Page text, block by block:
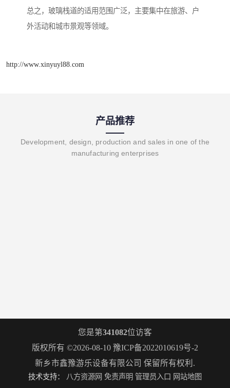
总之，玻璃栈道的适用范围广泛，主要集中在旅游、户
外活动和城市景观等领域。
http://www.xinyuyl88.com
产品推荐
Development, design, production and sales in one of the
manufacturing enterprises
您是第341082位访客
版权所有 ©2026-08-10 豫ICP备2022010619号-2
新乡市鑫豫游乐设备有限公司 保留所有权利.
技术支持： 八方资源网 免责声明 管理员入口 网站地图